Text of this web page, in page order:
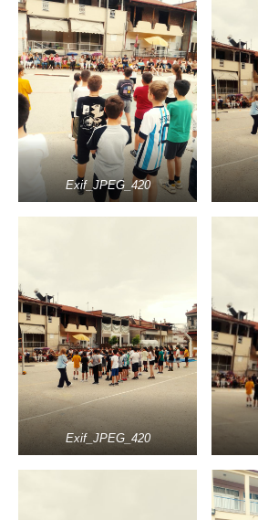
Exif_JPEG_420
Exif_JPEG_420